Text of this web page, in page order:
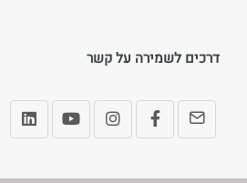
דרכים לשמירה על קשר